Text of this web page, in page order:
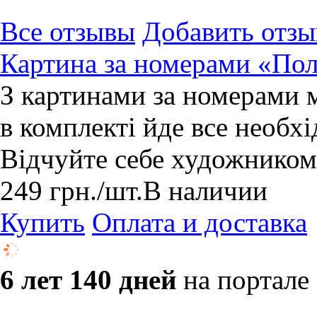
Все отзывы Добавить
Картина за номерами
З картинами за номерами
в комплекті йде все
Відчуйте себе
249 грн./шт.В наличии
Купить Оплата и доставка
6 лет 140 дней на портале